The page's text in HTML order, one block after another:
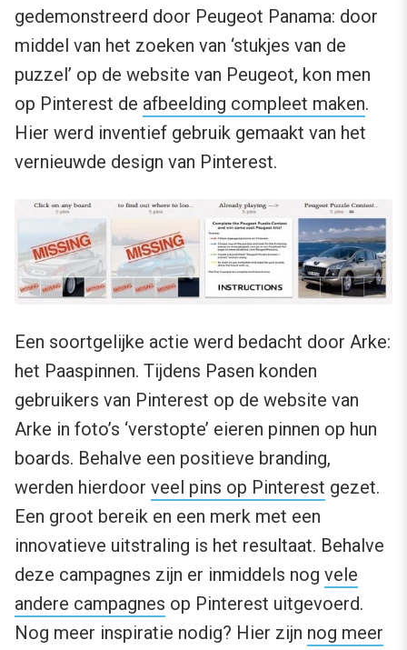
gedemonstreerd door Peugeot Panama: door
middel van het zoeken van ‘stukjes van de
puzzel’ op de website van Peugeot, kon men
op Pinterest de afbeelding compleet maken.
Hier werd inventief gebruik gemaakt van het
vernieuwde design van Pinterest.
Een soortgelijke actie werd bedacht door Arke:
het Paaspinnen. Tijdens Pasen konden
gebruikers van Pinterest op de website van
Arke in foto’s ‘verstopte’ eieren pinnen op hun
boards. Behalve een positieve branding,
werden hierdoor veel pins op Pinterest gezet.
Een groot bereik en een merk met een
innovatieve uitstraling is het resultaat. Behalve
deze campagnes zijn er inmiddels nog vele
andere campagnes op Pinterest uitgevoerd.
Nog meer inspiratie nodig? Hier zijn nog meer